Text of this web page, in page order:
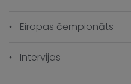
Eiropas čempionāts
Intervijas